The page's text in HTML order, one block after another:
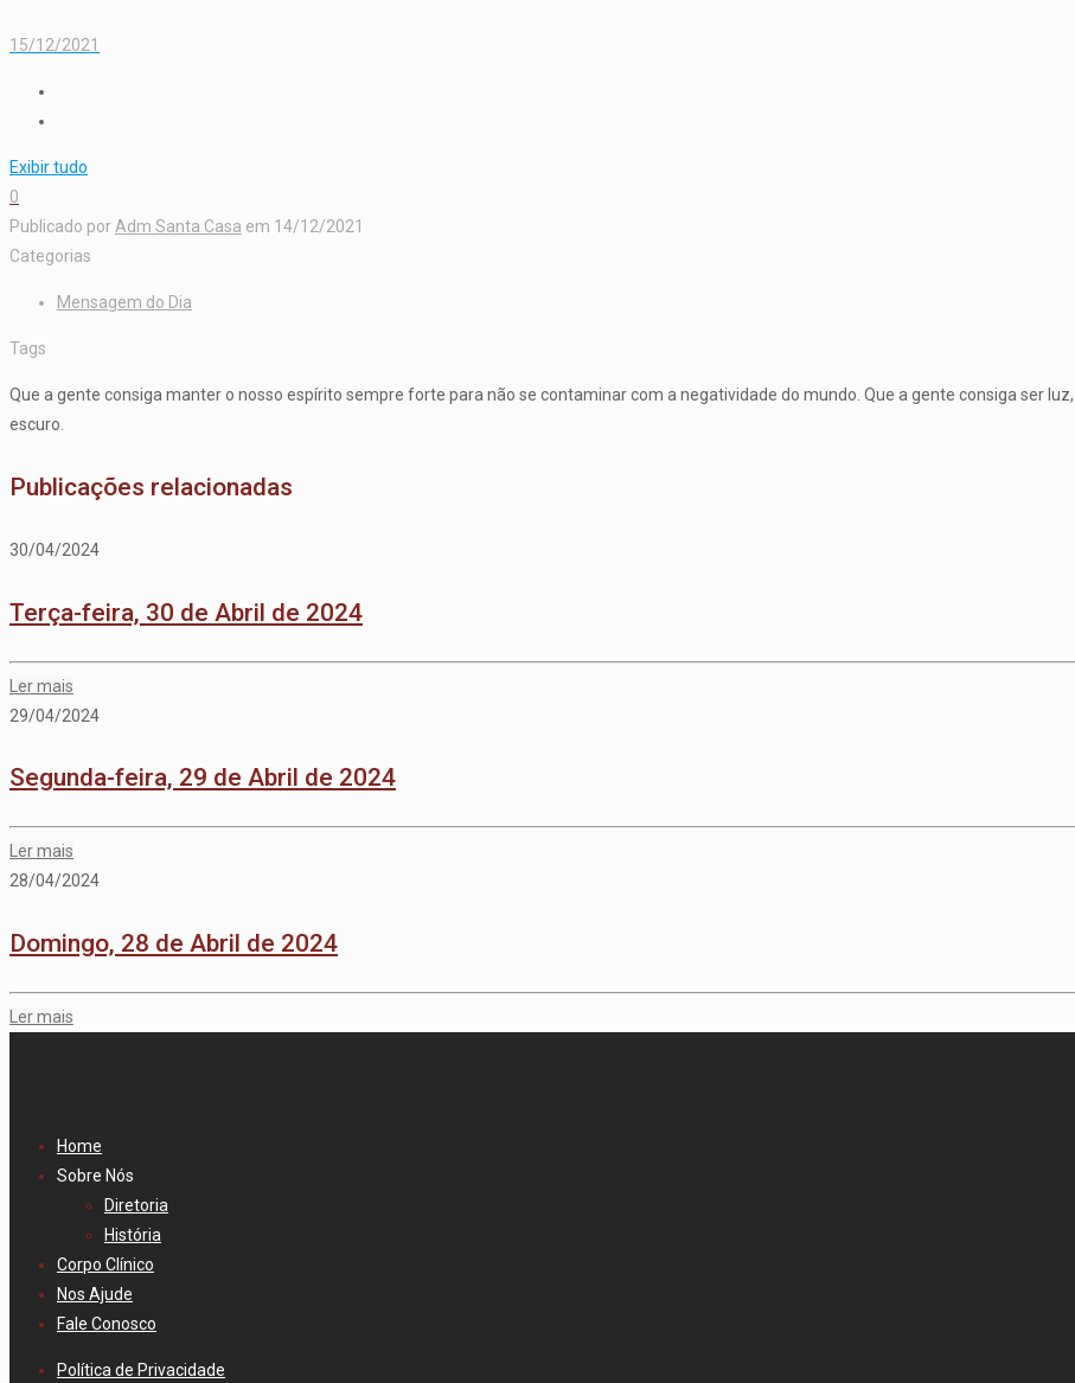
15/12/2021
Exibir tudo
0
Publicado por Adm Santa Casa em 14/12/2021
Categorias
Mensagem do Dia
Tags
Que a gente consiga manter o nosso espírito sempre forte para não se contaminar com a negatividade do mundo. Que a gente consiga ser
escuro.
Publicações relacionadas
30/04/2024
Terça-feira, 30 de Abril de 2024
Ler mais
29/04/2024
Segunda-feira, 29 de Abril de 2024
Ler mais
28/04/2024
Domingo, 28 de Abril de 2024
Ler mais
Home
Sobre Nós
Diretoria
História
Corpo Clínico
Nos Ajude
Fale Conosco
Política de Privacidade